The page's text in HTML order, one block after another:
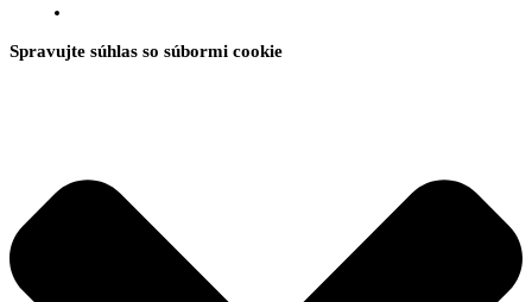
Spravujte súhlas so súbormi cookie